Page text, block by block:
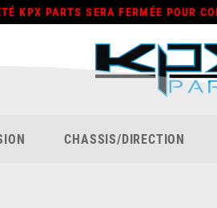
KPX PARTS SERA FERMÉE POUR
CHASSIS/DIRECTION